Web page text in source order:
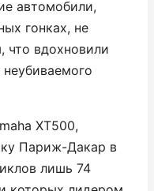
автомобили,
гонках, не
что вдохновили
XT500,
Париж-Дакар в
лишь 74